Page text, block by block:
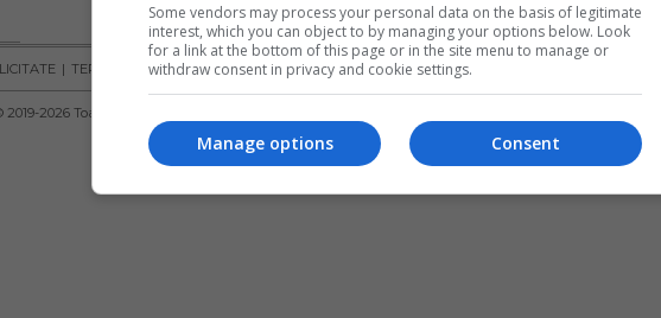
TERMENI ȘI CONDIȚII DE UTILIZARE POLITICA DE CONFIDENȚIALITATE POLITICA
2019-2026 Toate drepturile rezervate Diaspora Media Network S.R.L - Interzisă copierea conținutului
Some vendors may process your personal data on the basis of legitimate
interest, which you can object to by managing your options below. Look
for a link at the bottom of this page or in the site menu to manage or
withdraw consent in privacy and cookie settings.
Consent
Manage options